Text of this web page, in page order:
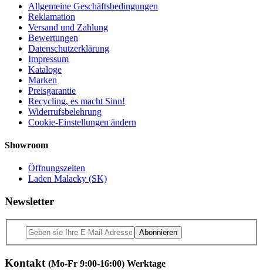
Allgemeine Geschäftsbedingungen
Reklamation
Versand und Zahlung
Bewertungen
Datenschutzerklärung
Impressum
Kataloge
Marken
Preisgarantie
Recycling, es macht Sinn!
Widerrufsbelehrung
Cookie-Einstellungen ändern
Showroom
Öffnungszeiten
Laden Malacky (SK)
Newsletter
Abonnieren
Kontakt (Mo-Fr 9:00-16:00) Werktage